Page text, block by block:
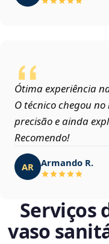
Ótima experiência
O técnico chegou
precisão e ainda
Recomendo!
AR Armando R.
Serviços
vaso